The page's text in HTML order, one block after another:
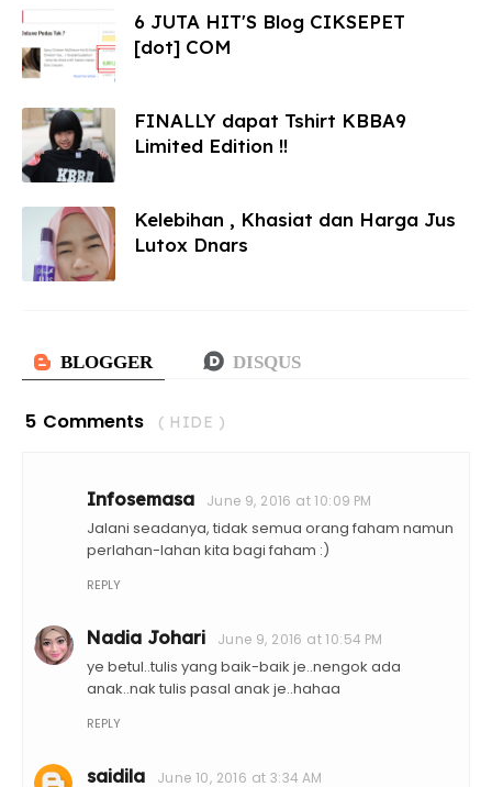
6 JUTA HIT'S Blog CIKSEPET
[dot] COM
FINALLY dapat Tshirt KBBA9
Limited Edition !!
Kelebihan , Khasiat dan Harga Jus
Lutox Dnars
5 Comments ( HIDE )
Infosemasa June 9, 2016 at 10:09 PM
Jalani seadanya, tidak semua orang faham namun
perlahan-lahan kita bagi faham :)
REPLY
Nadia Johari June 9, 2016 at 10:54 PM
ye betul..tulis yang baik-baik je..nengok ada
anak..nak tulis pasal anak je..hahaa
REPLY
saidila June 10, 2016 at 3:34 AM